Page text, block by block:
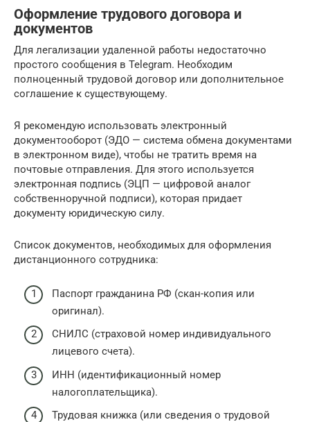
Оформление трудового договора и
документов
Для легализации удаленной работы недостаточно
простого сообщения в Telegram. Необходим
полноценный трудовой договор или дополнительное
соглашение к существующему.
Я рекомендую использовать электронный
документооборот (ЭДО — система обмена документами
в электронном виде), чтобы не тратить время на
почтовые отправления. Для этого используется
электронная подпись (ЭЦП — цифровой аналог
собственноручной подписи), которая придает
документу юридическую силу.
Список документов, необходимых для оформления
дистанционного сотрудника:
Паспорт гражданина РФ (скан-копия или
оригинал).
СНИЛС (страховой номер индивидуального
лицевого счета).
ИНН (идентификационный номер
налогоплательщика).
Трудовая книжка (или сведения о трудовой